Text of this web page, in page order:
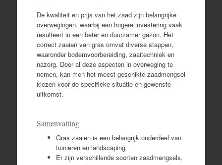
De kwaliteit en prijs van het zaad zijn belangrijke
overwegingen, waarbij een hogere investering vaak
resulteert in een beter en duurzamer gazon. Het
correct zaaien van gras omvat diverse stappen,
waaronder bodemvoorbereiding, zaaitechniek en
nazorg. Door al deze aspecten in overweging te
nemen, kan men het meest geschikte zaadmengsel
kiezen voor de specifieke situatie en gewenste
uitkomst.
Samenvatting
Gras zaaien is een belangrijk onderdeel van
tuinieren en landscaping
Er zijn verschillende soorten zaadmengsels,